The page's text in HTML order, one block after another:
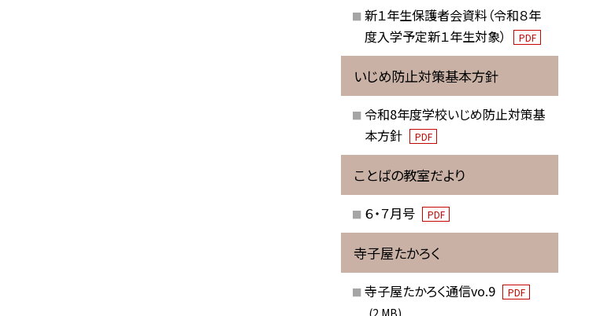
新１年生保護者会資料（令和８年
度入学予定新１年生対象）
PDF
いじめ防止対策基本方針
令和8年度学校いじめ防止対策基
本方針
PDF
ことばの教室だより
６・７月号 PDF
寺子屋たかろく
寺子屋たかろく通信vo.9 PDF